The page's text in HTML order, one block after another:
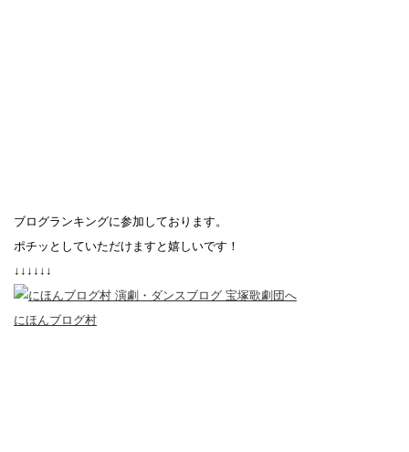
ブログランキングに参加しております。
ポチッとしていただけますと嬉しいです！
↓↓↓↓↓↓
にほんブログ村